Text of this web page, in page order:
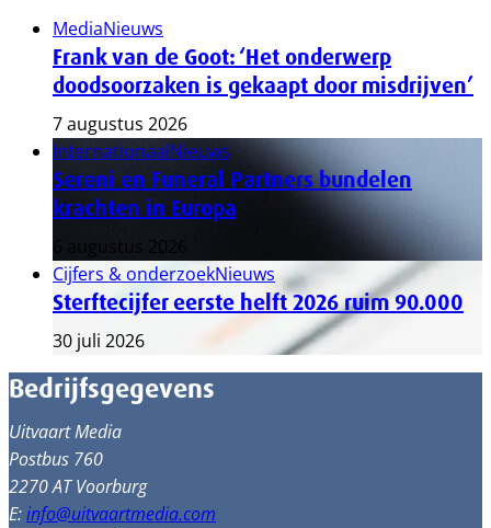
MediaNieuws
Frank van de Goot: ‘Het onderwerp
doodsoorzaken is gekaapt door misdrijven’
7 augustus 2026
InternationaalNieuws
Sereni en Funeral Partners bundelen
krachten in Europa
6 augustus 2026
Cijfers & onderzoekNieuws
Sterftecijfer eerste helft 2026 ruim 90.000
30 juli 2026
Bedrijfsgegevens
Uitvaart Media
Postbus 760
2270 AT Voorburg
E:info@uitvaartmedia.com